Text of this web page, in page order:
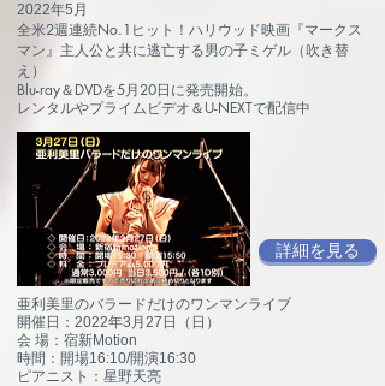
2022年5月
全米2週連続No.1ヒット！ハリウッド映画『マークス
マン』主人公と共に逃亡する男の子ミゲル（吹き替
え）
Blu-ray＆DVDを5月20日に発売開始。
​レンタルやプライムビデオ＆U-NEXTで配信中
詳細を見る
亜利美里のバラードだけのワンマンライブ
開催日：2022年3月27日（日）
会 場：宿新Motion
時間：開場16:10/開演16:30
ピアニスト：星野天亮